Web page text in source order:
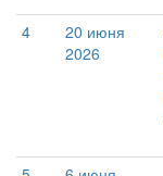
4
20 июня
2026